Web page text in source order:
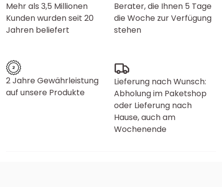
Mehr als 3,5 Millionen
Kunden wurden seit 20
Jahren beliefert
Berater, die Ihnen 5 Tage
die Woche zur Verfügung
stehen
2 Jahre Gewährleistung
auf unsere Produkte
Lieferung nach Wunsch:
Abholung im Paketshop
oder Lieferung nach
Hause, auch am
Wochenende